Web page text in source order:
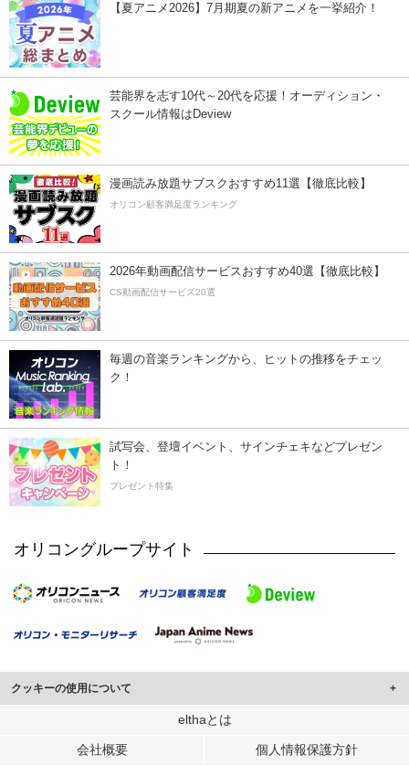
【夏アニメ2026】7月期夏の新アニメを一挙紹介！
芸能界を志す10代～20代を応援！オーディション・
スクール情報はDeview
漫画読み放題サブスクおすすめ11選【徹底比較】
オリコン顧客満足度ランキング
2026年動画配信サービスおすすめ40選【徹底比較】
CS動画配信サービス20選
毎週の音楽ランキングから、ヒットの推移をチェッ
ク！
試写会、登壇イベント、サインチェキなどプレゼン
ト！
プレゼント特集
オリコングループサイト
クッキーの使用について
このサイトでは Cookie を使用して、ユーザーに合わせたコンテンツや広告の
行っています。
elthaとは
会社概要 個人情報保護方針